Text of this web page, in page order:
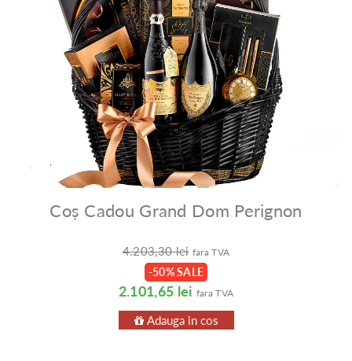
Coș Cadou Grand Dom Perignon
4.203,30 lei fara TVA
-50% SALE
2.101,65 lei fara TVA
Adauga in cos